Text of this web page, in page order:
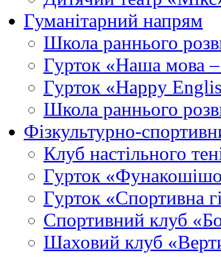
Гуманітарний напрям
Школа раннього
Гурток «Наша мова
Гурток «Happy
Школа раннього
Фізкультурно-
Клуб настільного
Гурток
Гурток «Спортивна
Спортивний клуб
Шаховий клуб